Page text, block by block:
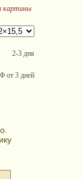
картины
2-3 дня
от 3 дней